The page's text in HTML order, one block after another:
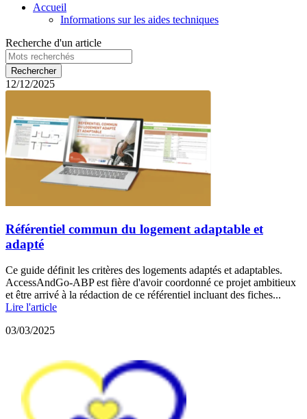
Accueil
Informations sur les aides techniques
Recherche d'un article
12/12/2025
Référentiel commun du logement adaptable et
adapté
Ce guide définit les critères des logements adaptés et adaptables.
AccessAndGo-ABP est fière d'avoir coordonné ce projet ambitieux
et être arrivé à la rédaction de ce référentiel incluant des fiches...
Lire l'article
03/03/2025